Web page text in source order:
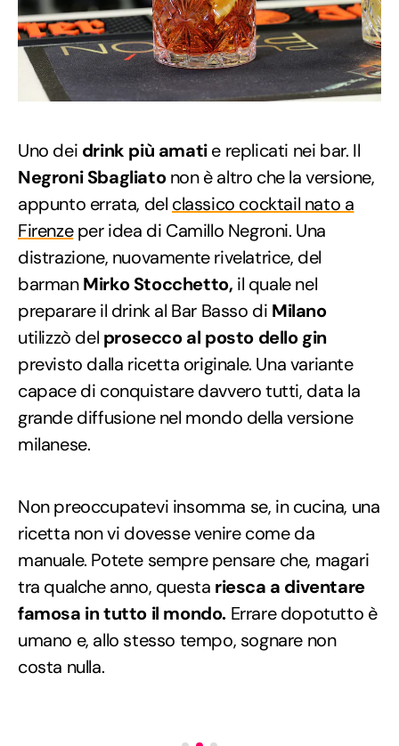
Uno dei drink più amatie replicati nei bar. Il
Negroni Sbagliatonon è altro che la versione,
appunto errata, del classico cocktail nato a
Firenzeper idea di Camillo Negroni. Una
distrazione, nuovamente rivelatrice, del
barmanMirko Stocchetto, il quale nel
preparare il drink al Bar Basso di Milano
utilizzò del prosecco al posto dello gin
previsto dalla ricetta originale. Una variante
capace di conquistare davvero tutti, data la
grande diffusione nel mondo della versione
milanese.
Non preoccupatevi insomma se, in cucina, una
ricetta non vi dovesse venire come da
manuale. Potete sempre pensare che, magari
tra qualche anno, questa riesca a diventare
famosa in tutto il mondo. Errare dopotutto è
umano e, allo stesso tempo, sognare non
costa nulla.